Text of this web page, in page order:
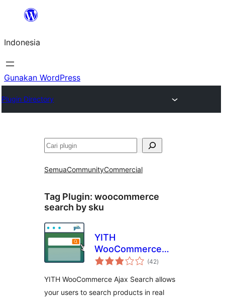
Lewati
konten
Indonesia
Gunakan WordPress
Plugin Directory
Cari
SemuaCommunityCommercial
Tag Plugin: woocommerce
search by sku
YITH
WooCommerce
Ajax Search (42total
rating
)
YITH WooCommerce Ajax Search allows
your users to search products in real